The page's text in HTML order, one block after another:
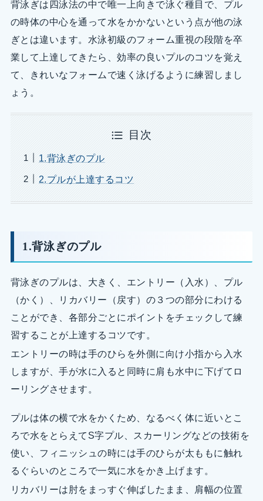
背泳ぎは四泳法の中で唯一上向きで泳ぐ種目で、プル
の時体の中心を通って水をかかないという点が他の泳
ぎとは違います。水泳初級のフォーム重視の段階を卒
業して上達してきたら、効率の良いプルのコツを覚え
て、きれいなフォームで速く泳げるように練習しまし
ょう。
目次
1.背泳ぎのプル
2.プルが上達するコツ
1.背泳ぎのプル
背泳ぎのプルは、大きく、エントリー（入水）、プル
（かく）、リカバリー（戻す）の３つの部分にわける
ことができ、各部分ごとにポイントをチェックして練
習することが上達するコツです。
エントリーの時は手のひらを外側に向け小指から入水
しますが、手が水に入ると同時に肩も水中に下げてロ
ーリングさせます。
プルは体の横で水をかくため、なるべく体に近いとこ
ろで水をとらえてS字プル、スカーリングなどの技術を
使い、フィニッシュの時には手のひらが太ももに触れ
るぐらいのところで一気に水をかき上げます。
リカバリーは肘をまっすぐ伸ばしたまま、肩幅の位置